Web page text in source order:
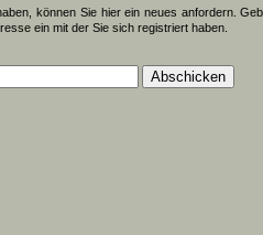
können Sie hier ein neues anfordern.
ein mit der Sie sich registriert haben.